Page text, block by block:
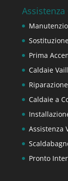
Prima
Caldaie
Caldaie a
Assistenza
Pronto